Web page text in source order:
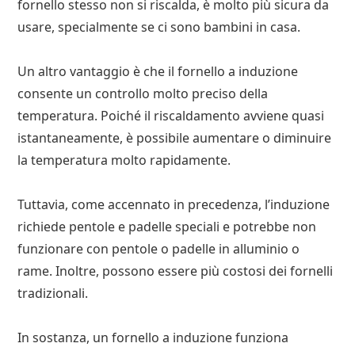
fornello stesso non si riscalda, è molto più sicura da
usare, specialmente se ci sono bambini in casa.
Un altro vantaggio è che il fornello a induzione
consente un controllo molto preciso della
temperatura. Poiché il riscaldamento avviene quasi
istantaneamente, è possibile aumentare o diminuire
la temperatura molto rapidamente.
Tuttavia, come accennato in precedenza, l’induzione
richiede pentole e padelle speciali e potrebbe non
funzionare con pentole o padelle in alluminio o
rame. Inoltre, possono essere più costosi dei fornelli
tradizionali.
In sostanza, un fornello a induzione funziona